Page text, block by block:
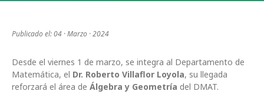
Publicado el: 04 · Marzo · 2024
Desde el viernes 1 de marzo, se integra al Departamento de
Matemática, el Dr. Roberto Villaflor Loyola, su llegada
reforzará el área de Álgebra y Geometría del DMAT.